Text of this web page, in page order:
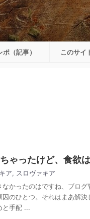
（記事） このサイ
ゃったけど、食欲は
ア, スロヴァキア
かったのはですね、ブロ
のひとつ。それはまあ解決
と手配 ...